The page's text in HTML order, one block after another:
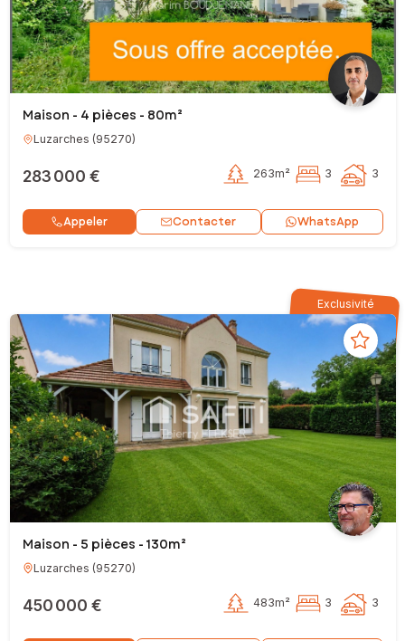
Maison - 4 pièces - 80m²
Luzarches (95270)
283 000 € 263m² 3 3
Appeler Contacter WhatsApp
Exclusivité
Maison - 5 pièces - 130m²
Luzarches (95270)
450 000 € 483m² 3 3